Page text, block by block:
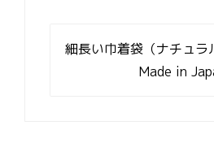
細長い巾着袋（ナチュラ
Made in